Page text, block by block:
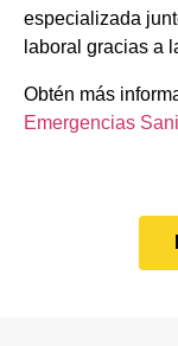
especializada
laboral gracias a
Obtén más
Emergencias